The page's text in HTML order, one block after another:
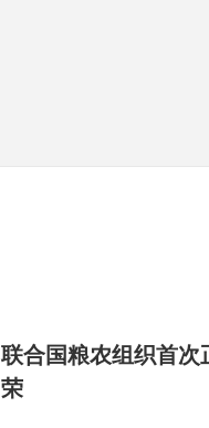
联合国粮农组织首
荣